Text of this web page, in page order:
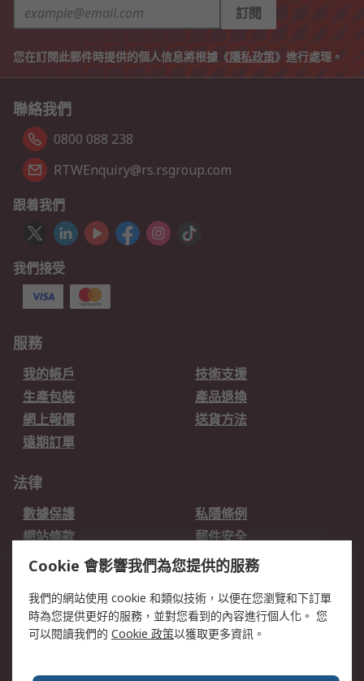
訂閱
您在訂閱此郵件時提供的個人信息將根據《隱私政策》進行處理。
聯絡我們
0800 088 238
RTWEnquiry@rs.rsgroup.com
跟着我們
我們接受
服務
我的帳戶
技術支援
生產包裝
產品退換
網上報價
送貨方法
遠期訂單
法律
數據保護
私隱條例
網站條款
郵件安全
销售条款和条件
關於RS
RS的歷史
關於RS
加入我們
新聞中心
Cookie 會影響我們為您提供的服務
我們的網站使用 cookie 和類似技術，以便在您瀏覽和下訂單
時為您提供更好的服務，並對您看到的內容進行個人化。 您
可以閱讀我們的 Cookie 政策以獲取更多資訊。